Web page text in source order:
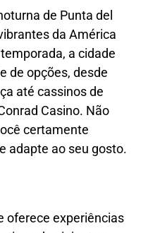
de Punta del
da América
a cidade
de opções, desde
até cassinos de
Casino. Não
certamente
adapte ao seu gosto.
oferece experiências